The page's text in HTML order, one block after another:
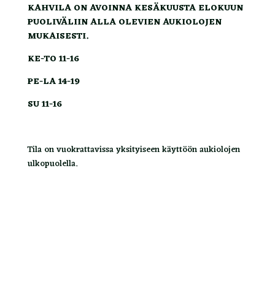
KAHVILA ON AVOINNA KESÄKUUSTA ELOKUUN
PUOLIVÄLIIN ALLA OLEVIEN AUKIOLOJEN
MUKAISESTI.
KE-TO 11-16
PE-LA 14-19
SU 11-16
Tila on vuokrattavissa yksityiseen käyttöön aukiolojen
ulkopuolella.